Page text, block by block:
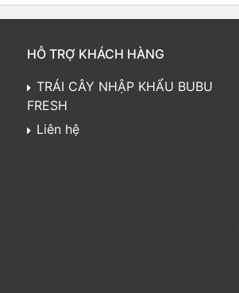
HỖ TRỢ KHÁCH HÀNG
TRÁI CÂY NHẬP KHẨU BUBU
FRESH
Liên hệ